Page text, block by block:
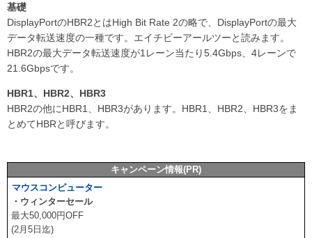
基礎
DisplayPortのHBR2とはHigh Bit Rate 2の略で、DisplayPortの最大
データ転送速度の一種です。エイチビーアールツーと読みます。
HBR2の最大データ転送速度が1レーン当たり5.4Gbps、4レーンで
21.6Gbpsです。
HBR1、HBR2、HBR3
HBR2の他にHBR1、HBR3があります。HBR1、HBR2、HBR3をま
とめてHBRと呼びます。
キャンペーン情報(PR)
マウスコンピューター
・ウィンターセール
最大50,000円OFF
(2月5日迄)